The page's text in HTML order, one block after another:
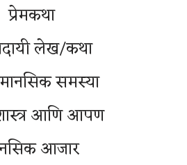
प्रेमकथा
लेख/कथा
समस्या
आणि आपण
आजार